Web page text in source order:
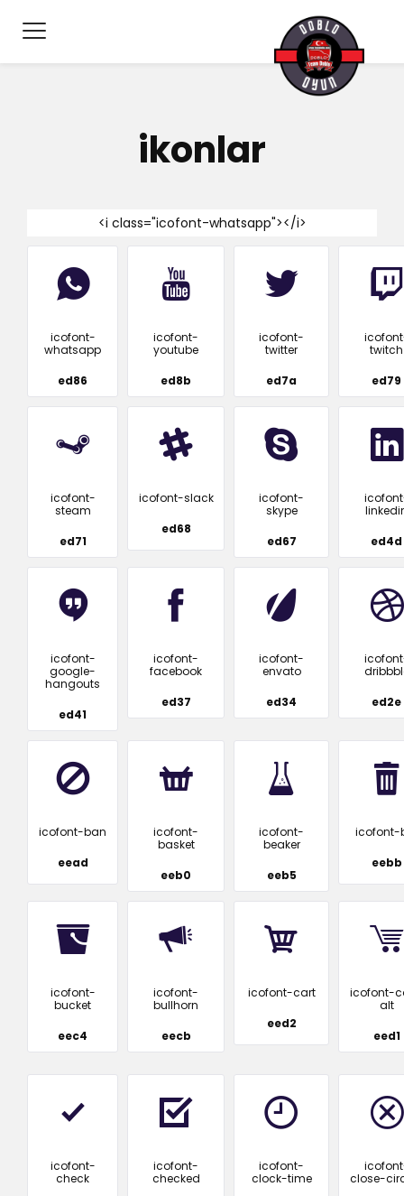
ikonlar
<i class="icofont-whatsapp"></i>
icofont-
whatsapp
ed86
icofont-
youtube
ed8b
icofont-
twitter
ed7a
twitch
ed79
icofont-
steam
ed71
icofont-slack
ed68
icofont-
skype
ed67
ed4d
icofont-
google-
hangouts
ed41
icofont-
facebook
ed37
icofont-
envato
ed34
ed2e
icofont-ban
eead
icofont-
basket
eeb0
icofont-
beaker
eeb5
icofont-
eebb
icofont-
bucket
eec4
icofont-
bullhorn
eecb
icofont-cart
eed2
icofont-
alt
eed1
icofont-
check
icofont-
checked
icofont-
clock-time
close-